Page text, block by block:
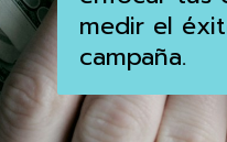
medir el
campaña.